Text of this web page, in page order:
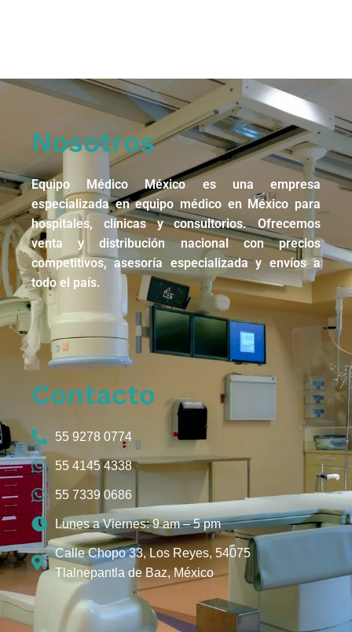
Nosotros
Equipo Médico México es una empresa
especializada en equipo médico en México para
hospitales, clínicas y consultorios. Ofrecemos
venta y distribución nacional con precios
competitivos, asesoría especializada y envíos a
todo el país.
Contacto
55 9278 0774
55 4145 4338
55 7339 0686
Lunes a Viernes: 9 am – 5 pm
Calle Chopo 33, Los Reyes, 54075
Tlalnepantla de Baz, México